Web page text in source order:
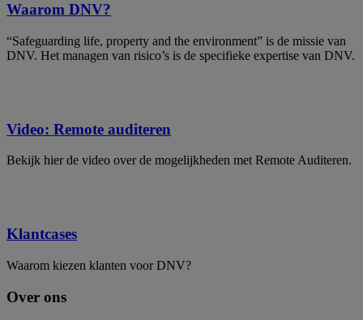
Waarom DNV?
​“Safeguarding life, property and the environment” is de missie van
DNV. Het managen van risico’s is de specifieke expertise van DNV.
Video: Remote auditeren
Bekijk hier de video over de mogelijkheden met Remote Auditeren.
Klantcases
Waarom kiezen klanten voor DNV?
Over ons